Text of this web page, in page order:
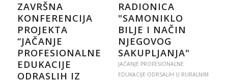
ZAVRŠNA
KONFERENCIJA
PROJEKTA
“JAČANJE
PROFESIONALNE
EDUKACIJE
ODRASLIH IZ
RADIONICA
"SAMONIKLO
BILJE I NAČIN
NJEGOVOG
SAKUPLJANJA"
JAČANJE PROFESIONALNE
EDUKACIJE ODRSALIH U RURALNIM